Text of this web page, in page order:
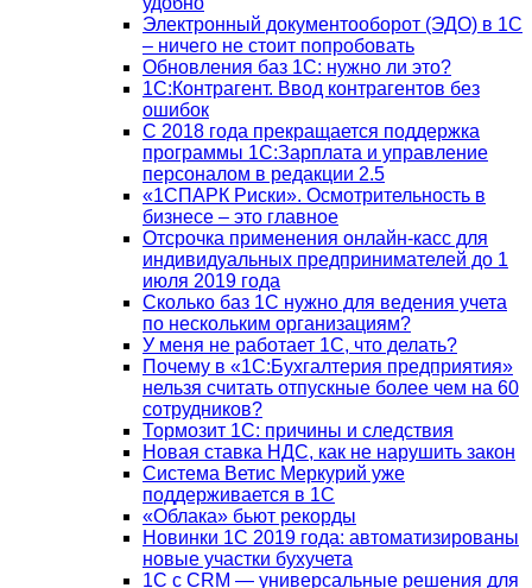
Электронный документооборот (ЭДО) в 1С
– ничего не стоит попробовать
Обновления баз 1С: нужно ли это?
1С:Контрагент. Ввод контрагентов без
ошибок
С 2018 года прекращается поддержка
программы 1С:Зарплата и управление
персоналом в редакции 2.5
«1СПАРК Риски». Осмотрительность в
бизнесе – это главное
Отсрочка применения онлайн-касс для
индивидуальных предпринимателей до 1
июля 2019 года
Сколько баз 1C нужно для ведения учета
по нескольким организациям?
У меня не работает 1С, что делать?
Почему в «1С:Бухгалтерия предприятия»
нельзя считать отпускные более чем на 60
сотрудников?
Тормозит 1C: причины и следствия
Новая ставка НДС, как не нарушить закон
Система Ветис Меркурий уже
поддерживается в 1С
«Облака» бьют рекорды
Новинки 1С 2019 года: автоматизированы
новые участки бухучета
1С с CRM — универсальные решения для